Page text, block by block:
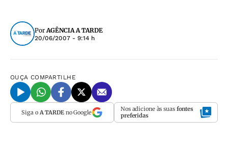
PorAGÊNCIA A TARDE
20/06/2007 - 9:14 h
OUÇA COMPARTILHE
Siga o A TARDEno Google Nos adicione às suas fontes
preferidas